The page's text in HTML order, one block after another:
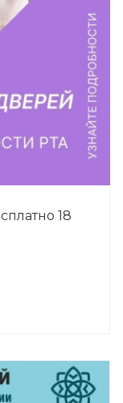
18